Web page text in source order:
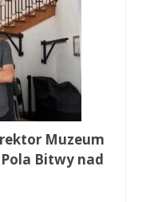
Muzeum
Bitwy nad